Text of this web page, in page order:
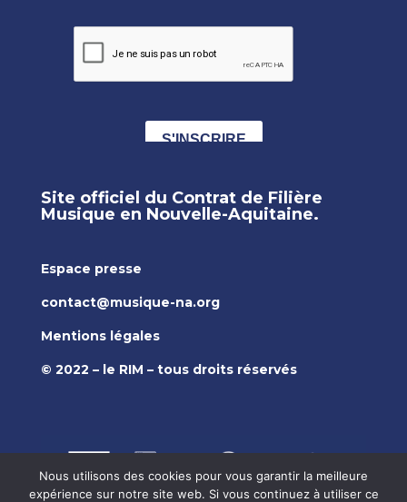
Site officiel du Contrat de Filière
Musique en Nouvelle-Aquitaine.
Espace presse
contact@musique-na.org
Mentions légales
© 2022 – le RIM – tous droits réservés
Nous utilisons des cookies pour vous garantir la meilleure
expérience sur notre site web. Si vous continuez à utiliser ce